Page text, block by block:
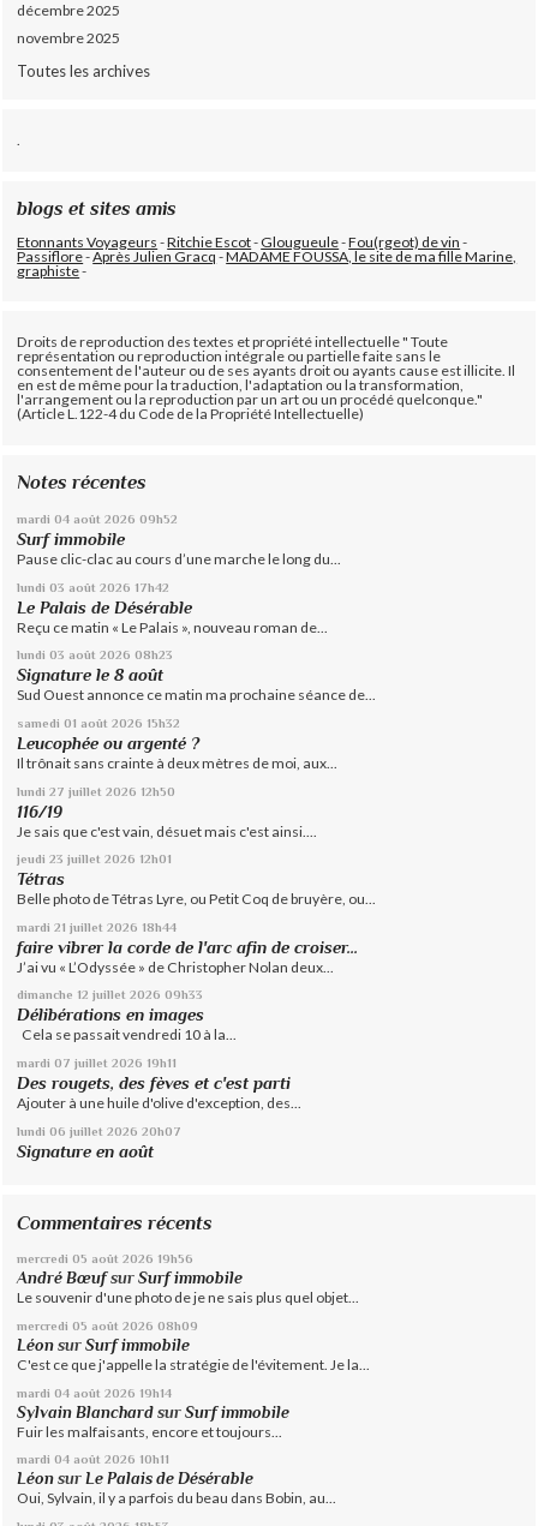
décembre 2025
novembre 2025
Toutes les archives
blogs et sites amis
Etonnants Voyageurs -Ritchie Escot-Glougueule-Fou(rgeot) de vin -
Passiflore-Après Julien Gracq-MADAME FOUSSA, le site de ma fille Marine,
graphiste-
Droits de reproduction des textes et propriété intellectuelle " Toute
représentation ou reproduction intégrale ou partielle faite sans le
consentement de l'auteur ou de ses ayants droit ou ayants cause est illicite. Il
en est de même pour la traduction, l'adaptation ou la transformation,
l'arrangement ou la reproduction par un art ou un procédé quelconque."
(Article L.122-4 du Code de la Propriété Intellectuelle)
Notes récentes
mardi 04 août 2026 09h52
Surf immobile
Pause clic-clac au cours d’une marche le long du...
lundi 03 août 2026 17h42
Le Palais de Désérable
Reçu ce matin « Le Palais », nouveau roman de...
lundi 03 août 2026 08h23
Signature le 8 août
Sud Ouest annonce ce matin ma prochaine séance de...
samedi 01 août 2026 15h32
Leucophée ou argenté ?
Il trônait sans crainte à deux mètres de moi, aux...
lundi 27 juillet 2026 12h50
116/19
Je sais que c'est vain, désuet mais c'est ainsi....
jeudi 23 juillet 2026 12h01
Tétras
Belle photo de Tétras Lyre, ou Petit Coq de bruyère, ou...
mardi 21 juillet 2026 18h44
faire vibrer la corde de l'arc afin de croiser...
J’ai vu « L’Odyssée » de Christopher Nolan deux...
dimanche 12 juillet 2026 09h33
Délibérations en images
Cela se passait vendredi 10 à la...
mardi 07 juillet 2026 19h11
Des rougets, des fèves et c'est parti
Ajouter à une huile d'olive d'exception, des...
lundi 06 juillet 2026 20h07
Signature en août
Commentaires récents
mercredi 05 août 2026 19h56
André BœufsurSurf immobile
Le souvenir d'une photo de je ne sais plus quel objet...
mercredi 05 août 2026 08h09
Léon surSurf immobile
C'est ce que j'appelle la stratégie de l'évitement. Je la...
mardi 04 août 2026 19h14
Sylvain Blanchard surSurf immobile
Fuir les malfaisants, encore et toujours...
mardi 04 août 2026 10h11
Léon surLe Palais de Désérable
Oui, Sylvain, il y a parfois du beau dans Bobin, au...